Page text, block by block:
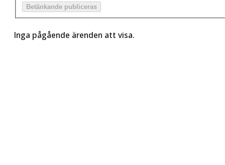
Betänkande publiceras
Inga pågående ärenden att visa.